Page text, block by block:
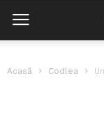
Acasă Codlea